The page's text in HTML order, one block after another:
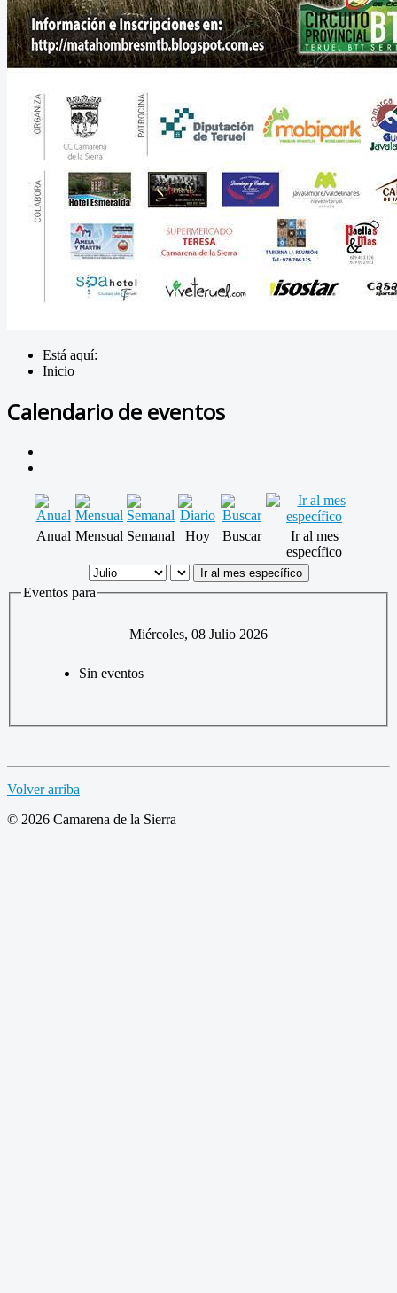
Está aquí:
Inicio
Calendario de eventos
Anual Mensual Semanal Hoy Buscar
Ir al mes
específico
Ir al mes específico
Eventos para
Miércoles, 08 Julio 2026
Sin eventos
Volver arriba
© 2026 Camarena de la Sierra